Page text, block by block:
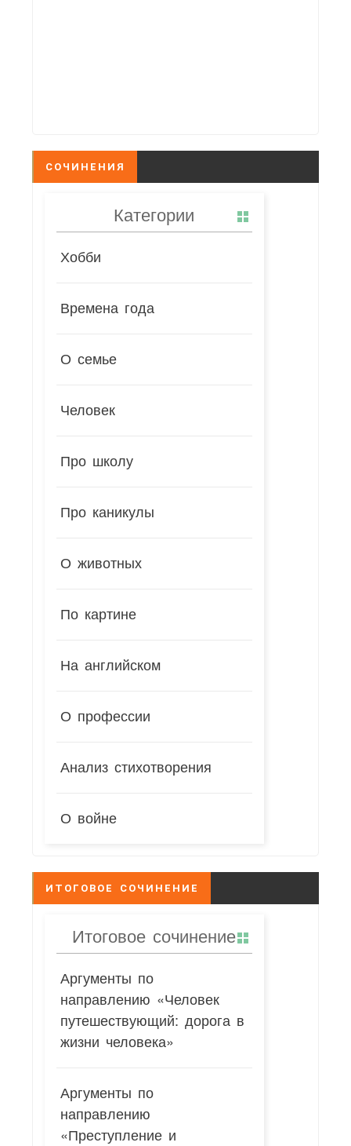
СОЧИНЕНИЯ
Категории
Хобби
Времена года
О семье
Человек
Про школу
Про каникулы
О животных
По картине
На английском
О профессии
Анализ стихотворения
О войне
ИТОГОВОЕ СОЧИНЕНИЕ
Итоговое сочинение
Аргументы по
направлению «Человек
путешествующий: дорога в
жизни человека»
Аргументы по
направлению
«Преступление и